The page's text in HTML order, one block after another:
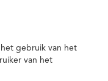
gebruik van het
van het